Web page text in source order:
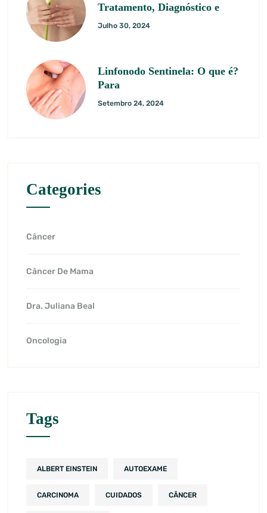
Tratamento, Diagnóstico e
Julho 30, 2024
Linfonodo Sentinela: O que é?
Para
Setembro 24, 2024
Categories
Câncer
Câncer De Mama
Dra. Juliana Beal
Oncologia
Tags
ALBERT EINSTEIN AUTOEXAME
CARCINOMA CUIDADOS CÂNCER